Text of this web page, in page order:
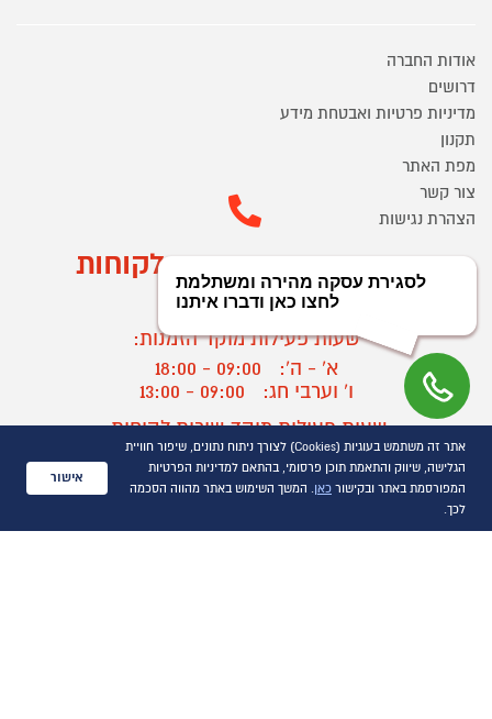
אודות החברה
דרושים
מדיניות פרטיות ואבטחת מידע
תקנון
מפת האתר
צור קשר
הצהרת נגישות
מוקד הזמנות ושירות לקוחות
03-9545370
שעות פעילות מוקד הזמנות:
א' - ה':
09:00 - 18:00
ו' וערבי חג:
09:00 - 13:00
שעות פעילות מוקד שירות לקוחות:
א' - ד':
09:00 - 16:30
ה :
09:00 - 16:00
חול המועד
?
אתר זה משתמש בעוגיות (Cookies) לצורך ניתוח נתונים, שיפור חוויית
הגלישה, שיווק והתאמת תוכן פרסומי, בהתאם למדיניות הפרטיות
המפורסמת באתר ובקישור כאן. המשך השימוש באתר מהווה הסכמה
לכך.
אישור